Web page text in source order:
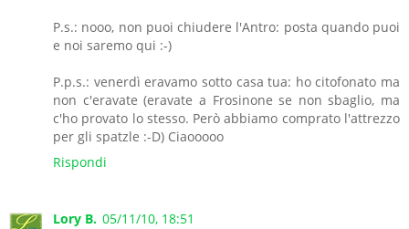
P.s.: nooo, non puoi chiudere l'Antro: posta quando puoi
e noi saremo qui :-)
P.p.s.: venerdì eravamo sotto casa tua: ho citofonato ma
non c'eravate (eravate a Frosinone se non sbaglio, ma
c'ho provato lo stesso. Però abbiamo comprato l'attrezzo
per gli spatzle :-D) Ciaooooo
Rispondi
Lory B. 05/11/10, 18:51